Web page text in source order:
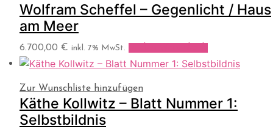
Wolfram Scheffel – Gegenlicht / Haus
am Meer
6.700,00 € inkl. 7% MwSt.
Zur Wunschliste hinzufügen
Käthe Kollwitz – Blatt Nummer 1:
Selbstbildnis